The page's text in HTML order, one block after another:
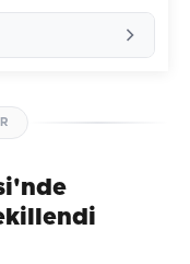
siz yapın!